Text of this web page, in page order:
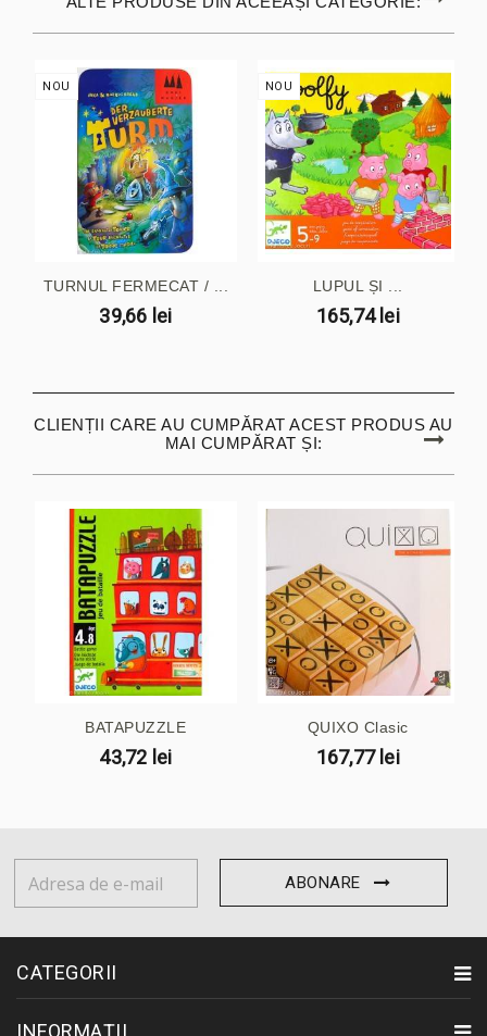
NOU
TURNUL FERMECAT / ...
39,66 lei
NOU
LUPUL ȘI ...
165,74 lei
CLIENȚII CARE AU CUMPĂRAT ACEST PRODUS AU
MAI CUMPĂRAT ȘI:
BATAPUZZLE
43,72 lei
QUIXO Clasic
167,77 lei
ABONARE
CATEGORII